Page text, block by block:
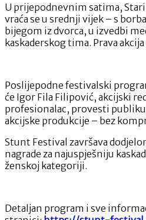
U prijepodnevnim satima,
vraća se u srednji vijek – s
bijegom iz dvorca, u izvedbi
kaskaderskog tima. Prava
Poslijepodne festivalski
će Igor Fila Filipović, akcijski
profesionalac, provesti publiku
akcijske produkcije – bez
Stunt Festival završava
nagrade za najuspješniju
ženskoj kategoriji.
Detaljan program i sve